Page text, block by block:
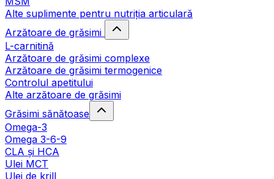
Alte suplimente pentru nutriția articulară
Arzătoare de grăsimi
L-carnitină
Arzătoare de grăsimi complexe
Arzătoare de grăsimi termogenice
Controlul apetitului
Alte arzătoare de grăsimi
Grăsimi sănătoase
Omega-3
Omega 3-6-9
CLA şi HCA
Ulei MCT
Ulei de krill